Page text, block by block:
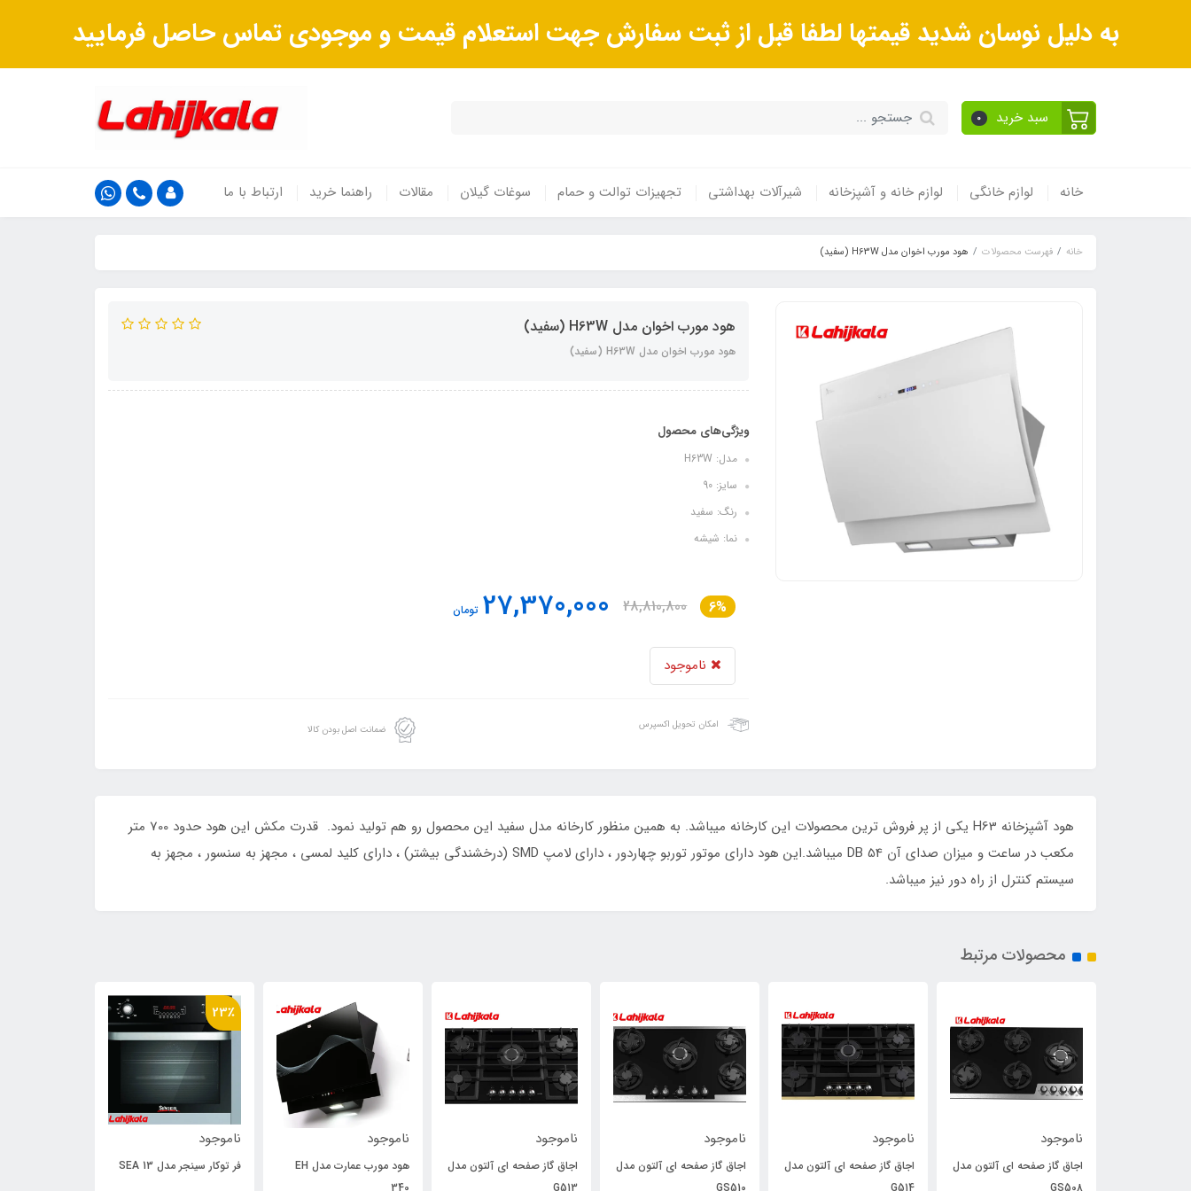
به دلیل نوسان شدید قیمتها لطفا قبل از ثبت سفارش جهت استعلام قیمت و موجودی تماس حاصل فرمایید
سبد خرید 0
خانه لوازم خانگی لوازم خانه و آشپزخانه شیرآلات بهداشتی تجهیزات توالت و حمام سوغات گیلان مقالات راهنما خرید ارتباط با ما
خانه فهرست محصولات هود مورب اخوان مدل H63W (سفید)
هود مورب اخوان مدل H63W (سفید)
هود مورب اخوان مدل H63W (سفید)
ویژگی‌های محصول
مدل: H63W
سایز: 90
رنگ: سفید
نما: شیشه
6%
28,810,800
27,370,000 تومان
ناموجود
امکان تحویل اکسپرس ضمانت اصل بودن کالا
هود آشپزخانه H63 یکی از پر فروش ترین محصولات این کارخانه میباشد. به همین منظور کارخانه مدل سفید این محصول رو هم تولید نمود. قدرت مکش این هود حدود 700 متر
مکعب در ساعت و میزان صدای آن 54 DB میباشد.این هود دارای موتور توربو چهاردور ، دارای لامپ SMD (درخشندگی بیشتر) ، دارای کلید لمسی ، مجهز به سنسور ، مجهز به
سیستم کنترل از راه دور نیز میباشد.
محصولات مرتبط
ناموجود
اجاق گاز صفحه ای آلتون مدل
ناموجود
اجاق گاز صفحه ای آلتون مدل
ناموجود
اجاق گاز صفحه ای آلتون مدل
ناموجود
اجاق گاز صفحه ای آلتون مدل
ناموجود
هود مورب عمارت مدل EH
23٪
ناموجود
فر توکار سینجر مدل SEA 13